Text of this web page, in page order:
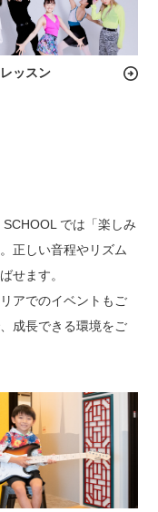
ッスン
では「楽しみ
正しい音程やリズム
せます。
アでのイベントもご
成長できる環境をご